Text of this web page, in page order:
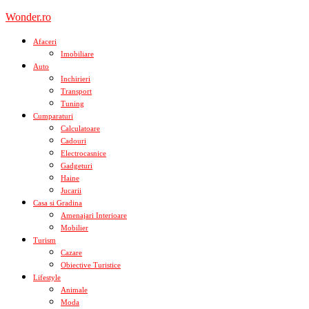
Skip
content
Wonder.ro
Afaceri
Imobiliare
Auto
Inchirieri
Transport
Tuning
Cumparaturi
Calculatoare
Cadouri
Electrocasnice
Gadgeturi
Haine
Jucarii
Casa si Gradina
Amenajari Interioare
Mobilier
Turism
Cazare
Obiective Turistice
Lifestyle
Animale
Moda